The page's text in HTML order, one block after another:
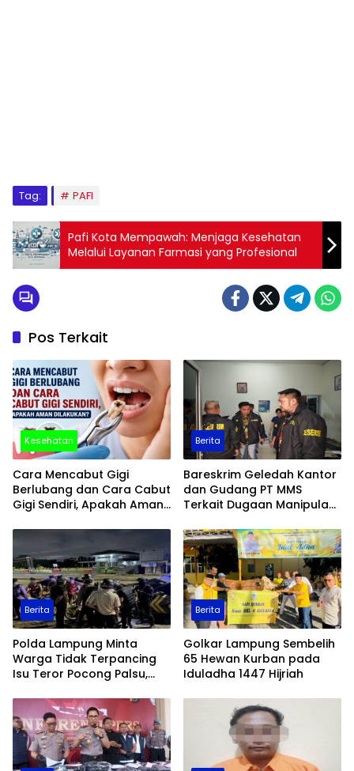
Tag: PAFI
Pafi Kota Mempawah: Menjaga Kesehatan
Melalui Layanan Farmasi yang Profesional
Pos Terkait
Kesehatan
Cara Mencabut Gigi
Berlubang dan Cara Cabut
Gigi Sendiri, Apakah Aman
Berita
Bareskrim Geledah Kantor
dan Gudang PT MMS
Terkait Dugaan Manipulasi
Berita
Polda Lampung Minta
Warga Tidak Terpancing
Isu Teror Pocong Palsu,
Ditingkatkan
Berita
Golkar Lampung Sembelih
65 Hewan Kurban pada
Iduladha 1447 Hijriah